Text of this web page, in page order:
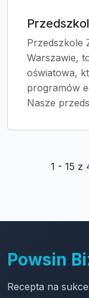
Przedszkole
Warszawie,
oświatowa,
programów
Nasze
1 - 15 z
Powsin
Recepta na